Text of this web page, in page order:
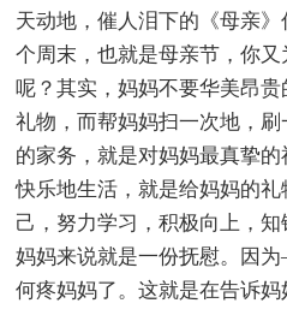
天动地，催人泪下的《母亲
个周末，也就是母亲节，你
呢？其实，妈妈不要华美昂
礼物，而帮妈妈扫一次地，
的家务，就是对妈妈最真挚的
快乐地生活，就是给妈妈的
己，努力学习，积极向上，
妈妈来说就是一份抚慰。因
何疼妈妈了。这就是在告诉妈